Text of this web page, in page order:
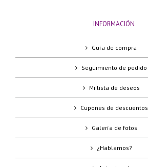
INFORMACIÓN
Guía de compra
Seguimiento de pedido
Mi lista de deseos
Cupones de descuentos
Galería de fotos
¿Hablamos?